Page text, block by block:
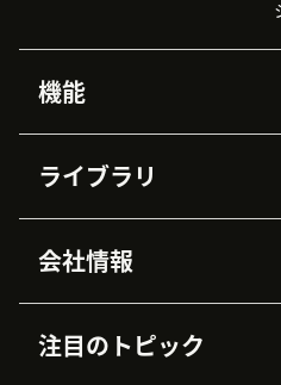
機能
Zendesk AI
高度なデータプライバシーと
データ保護
ワークフォースマネジメント
ライブラリ
APIと開発者向け情報
AI研究
導入事例
会社情報
採用情報
注目のトピック